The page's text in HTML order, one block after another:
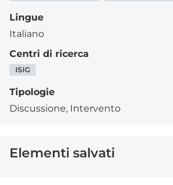
Lingue
Italiano
Centri di ricerca
ISIG
Tipologie
Discussione, Intervento
Elementi salvati